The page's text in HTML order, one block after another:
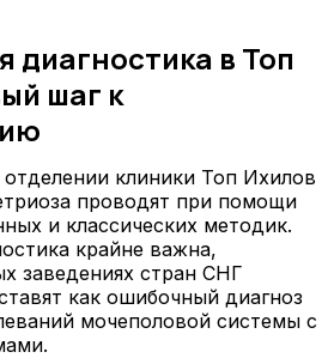
диагностика в Топ
шаг к
отделении клиники Топ Ихилов
проводят при помощи
и классических методик.
крайне важна,
заведениях стран СНГ
как ошибочный диагноз
мочеполовой системы с